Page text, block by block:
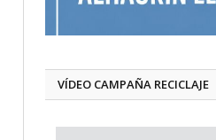
VÍDEO CAMPAÑA RECICLAJE